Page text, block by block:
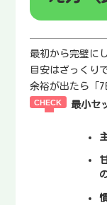
最初から完璧に
目安はざっくり
余裕が出たら「7
最小セ